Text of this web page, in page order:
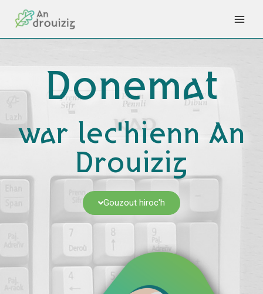
Donemat
war lec'hienn An
Drouizig
Gouzout hiroc'h